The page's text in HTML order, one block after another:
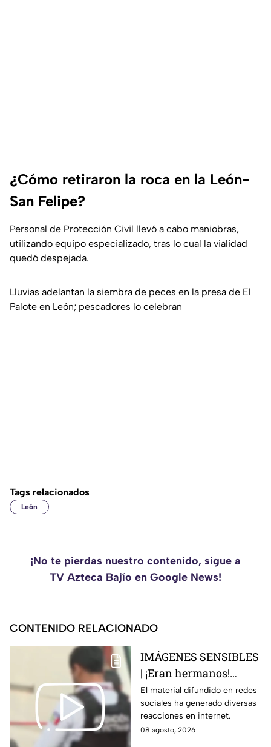
¿Cómo retiraron la roca en la León-
San Felipe?
Personal de Protección Civil llevó a cabo maniobras,
utilizando equipo especializado, tras lo cual la vialidad
quedó despejada.
Lluvias adelantan la siembra de peces en la presa de El
Palote en León; pescadores lo celebran
Tags relacionados
León
¡No te pierdas nuestro contenido, sigue a
TV Azteca Bajío en Google News!
CONTENIDO RELACIONADO
IMÁGENES SENSIBLES
| ¡Eran hermanos!
Captan brut4l agresión
contra un hombre que
perdió la vid4
El material difundido en redes
sociales ha generado diversas
reacciones en internet.
08 agosto, 2026